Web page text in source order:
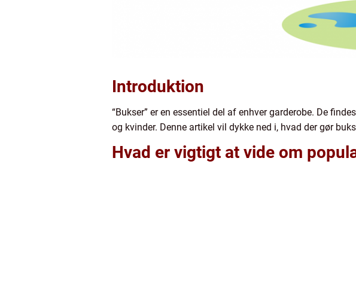
Introduktion
“Bukser” er en essentiel del af enhver garderobe. De
og kvinder. Denne artikel vil dykke ned i, hvad der gør
Hvad er vigtigt at vide om